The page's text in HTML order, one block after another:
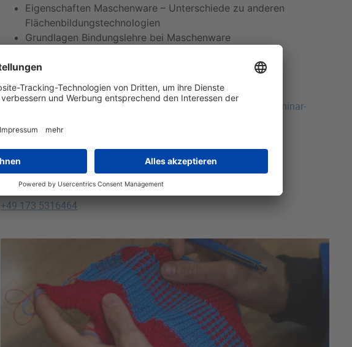
Eigenschaften Maschenware – Unterschiede zu anderen
Flächenbildungstechnologien
Grundlagen Bindungslehre bei Maschenware
Grundkenntnisse zum Thema Produktentwicklung von
Maschenwaren
https://www.textilakademie.de/weiterbildung/seminare/fachseminar-
Kontakt:
Helena Rotte
weiterbildung@textilakademie.de
+49 173 5316464